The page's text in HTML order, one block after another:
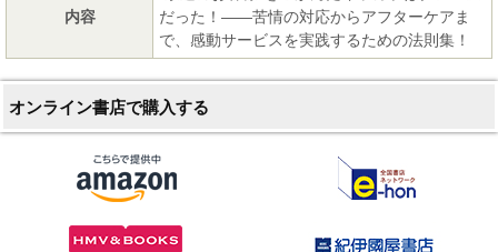
内容
だった！――苦情の対応からアフターケアま
で、感動サービスを実践するための法則集！
オンライン書店で購入する